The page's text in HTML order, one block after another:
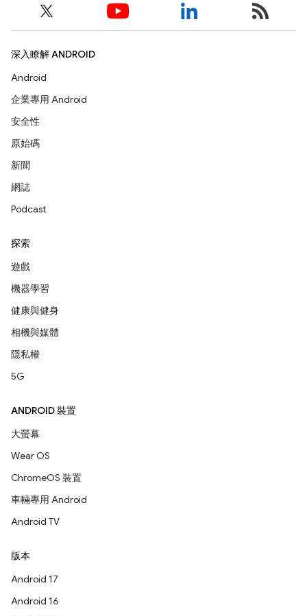
深入瞭解 ANDROID
Android
企業專用 Android
安全性
原始碼
新聞
網誌
Podcast
探索
遊戲
機器學習
健康與健身
相機與媒體
隱私權
5G
ANDROID 裝置
大螢幕
Wear OS
ChromeOS 裝置
車輛專用 Android
Android TV
版本
Android 17
Android 16